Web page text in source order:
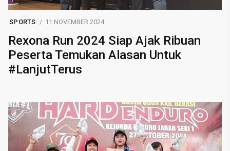
SPORTS 11 NOVEMBER 2024
Rexona Run 2024 Siap Ajak Ribuan
Peserta Temukan Alasan Untuk
#LanjutTerus